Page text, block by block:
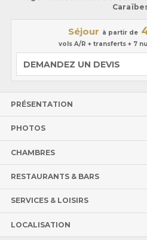
Séjour à partir de
vols A/R + transferts + 7
DEMANDEZ UN DEVIS
PRÉSENTATION
PHOTOS
CHAMBRES
RESTAURANTS & BARS
SERVICES & LOISIRS
LOCALISATION